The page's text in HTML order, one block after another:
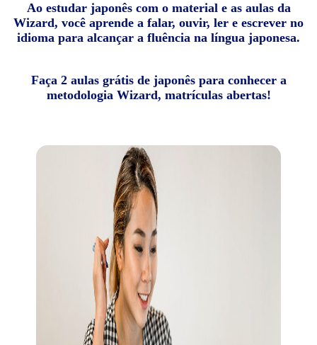
Ao estudar japonês com o material e as aulas da
Wizard, você aprende a falar, ouvir, ler e escrever no
idioma para alcançar a fluência na língua japonesa.
Faça 2 aulas grátis de japonês para conhecer a
metodologia Wizard, matrículas abertas!